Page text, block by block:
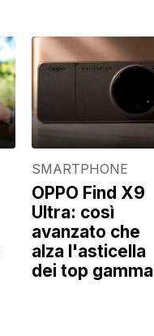
SMARTPHONE
OPPO Find X9
Ultra: così
avanzato che
alza l'asticella
dei top gamma